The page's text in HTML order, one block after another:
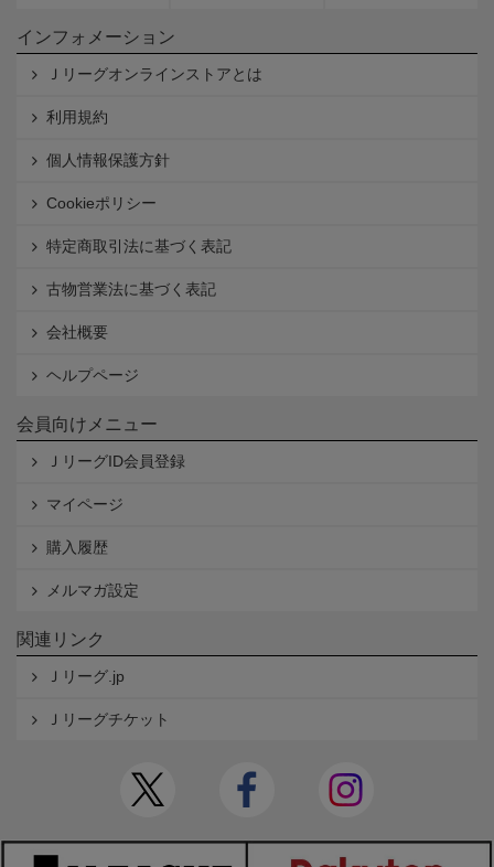
インフォメーション
Ｊリーグオンラインストアとは
利用規約
個人情報保護方針
Cookieポリシー
特定商取引法に基づく表記
古物営業法に基づく表記
会社概要
ヘルプページ
会員向けメニュー
ＪリーグID会員登録
マイページ
購入履歴
メルマガ設定
関連リンク
Ｊリーグ.jp
Ｊリーグチケット